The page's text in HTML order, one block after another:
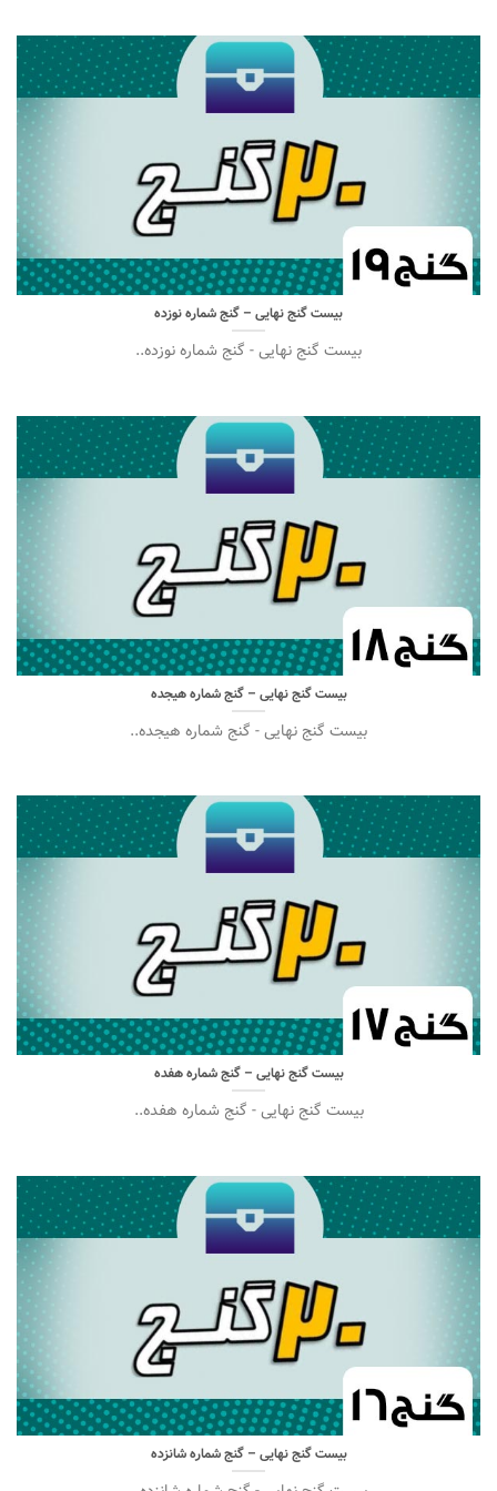
بیست گنج نهایی – گنج شماره نوزده
بیست گنج نهایی - گنج شماره نوزده..
بیست گنج نهایی – گنج شماره هیجده
بیست گنج نهایی - گنج شماره هیجده..
بیست گنج نهایی – گنج شماره هفده
بیست گنج نهایی - گنج شماره هفده..
بیست گنج نهایی – گنج شماره شانزده